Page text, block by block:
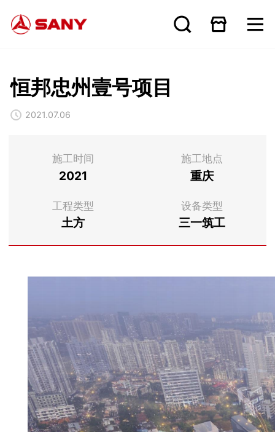
恒邦忠州壹号项目
2021.07.06
施工时间
2021
施工地点
重庆
工程类型
土方
设备类型
三一筑工